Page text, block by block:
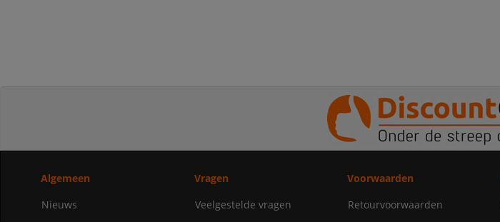
Algemeen
Nieuws
Vragen
Veelgestelde vragen
Voorwaarden
Retourvoorwaarden